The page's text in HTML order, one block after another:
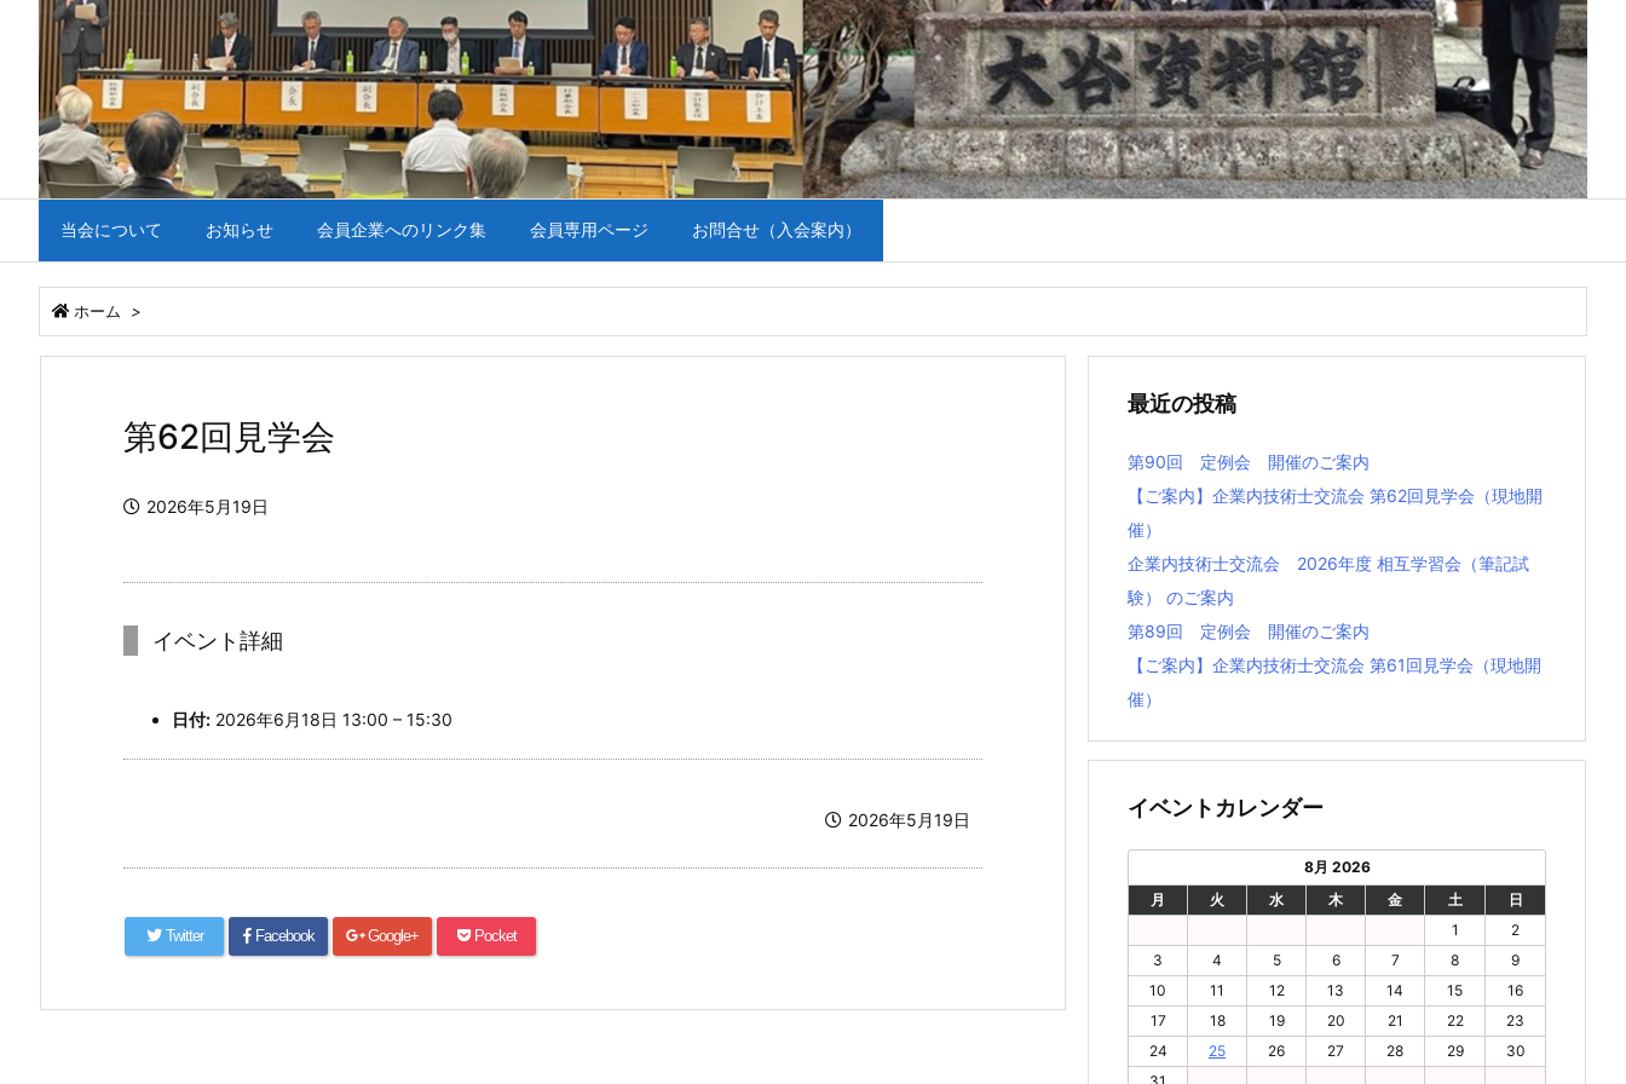
当会について お知らせ 会員企業へのリンク集 会員専用ページ お問合せ（入会案内）
ホーム >
第62回見学会
2026年5月19日
イベント詳細
日付: 2026年6月18日 13:00 – 15:30
2026年5月19日
Twitter Facebook Google+ Pocket
最近の投稿
第90回 定例会 開催のご案内
【ご案内】企業内技術士交流会 第62回見学会（現地開
催）
企業内技術士交流会 2026年度 相互学習会（筆記試
験） のご案内
第89回 定例会 開催のご案内
【ご案内】企業内技術⼠交流会 第61回⾒学会（現地開
催）
イベントカレンダー
8月 2026
月
火 水 木 金 土
日
1
2
3
4 5 6 7 8
9
10
11 12 13 14 15
16
17
18 19 20 21 22
23
24
25 26 27 28 29
30